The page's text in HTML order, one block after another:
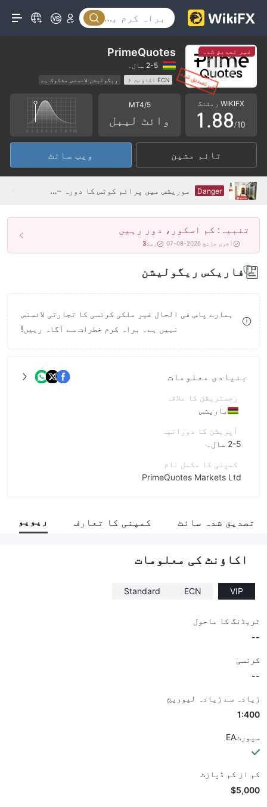
غیر تصدیق شدہ PrimeQuotes
2-5 سال۔
ECN اکاؤنٹ
ریگولیشن لائسنس مشکوک ہے
وائٹ لیبل MT4
عالمی کاروبار اعلیٰ سطح کے خطرات
WIKIFX ریٹنگ
0
1
2
3
4
5
6
8
9
.
4
5
6
7
8
9
4
5
6
7
8
9
/10
MT4/5
وائٹ لیبل
ٹائم مشین ویب سائٹ
Danger موریشس میں پرائم کوٹس کا دورہ – کوئی دفتر نہیں ملا
تنبیہ: کم اسکور، دور رہیں
آخری جانچ 2026-08-07 رسک3
فاریکس ریگولیشن
ہمارے پاس فی الحال غیر ملکی کرنسی کا تجارتی لائسنس
نہیں ہے۔ براہ کرم خطرات سے آگاہ رہیں!
بنیادی معلومات
رجسٹریشن کا علاقہ
ماریشس
آپریشن کا دورانیہ
2-5 سال۔
کمپنی کا مکمل نام
PrimeQuotes Markets Ltd
انٹرپرائز ملازم
تصدیق شدہ سائٹ کمپنی کا تعارف ریویو
اکاؤنٹ کی معلومات
VIP
ECN
Standard
ٹریڈنگ کا ماحول
--
کرنسی
--
زیادہ سے زیادہ لیوریج
1:400
سپورٹEA
کم از کم ڈپازٹ
$5,000